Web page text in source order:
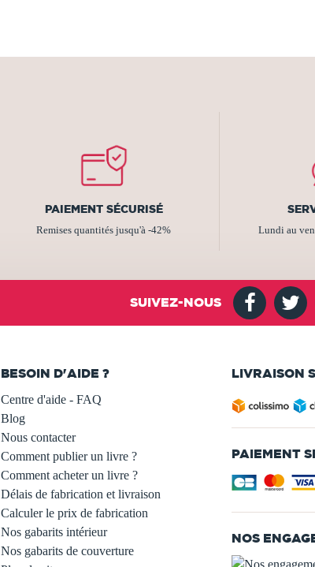
PAIEMENT SÉCURISÉ
Remises quantités jusqu'à -42% Lundi au
SUIVEZ-NOUS
BESOIN D'AIDE ?
Centre d'aide - FAQ
Blog
Nous contacter
Comment publier un livre ?
Comment acheter un livre ?
Délais de fabrication et livraison
Calculer le prix de fabrication
Nos gabarits intérieur
Nos gabarits de couverture
LIVRAISON
PAIEMENT
NOS